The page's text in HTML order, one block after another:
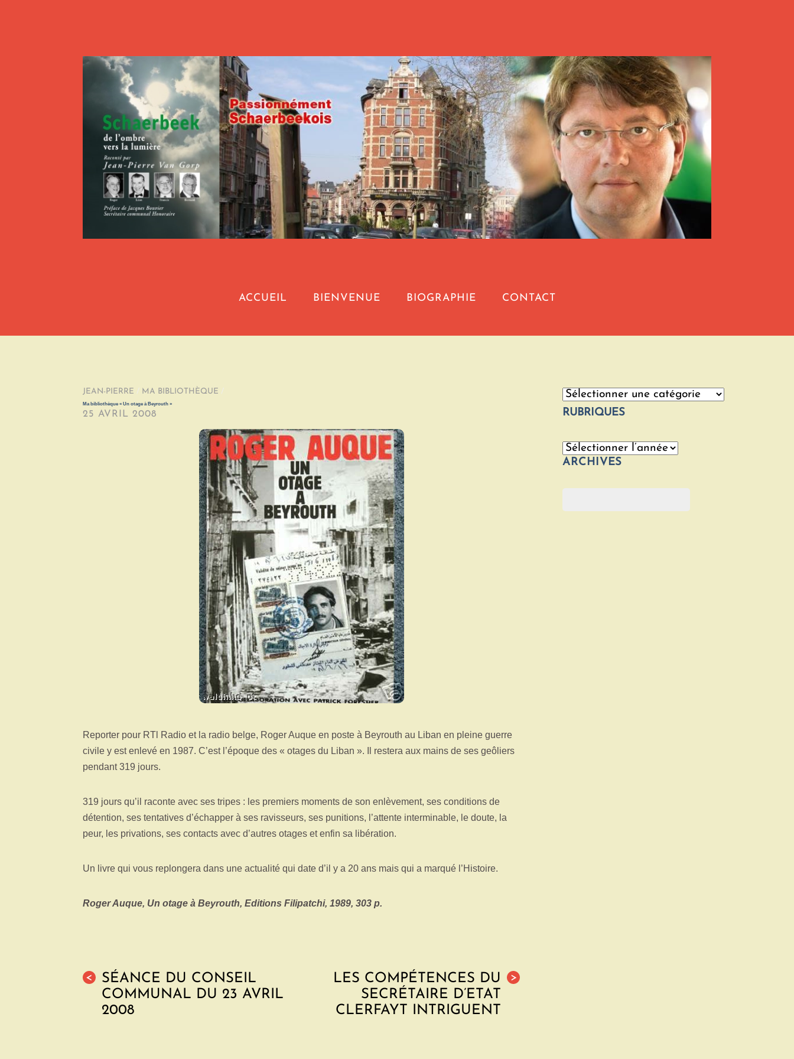
ACCUEIL BIENVENUE BIOGRAPHIE CONTACT
JEAN-PIERRE / MA BIBLIOTHÈQUE /
Ma bibliothèque « Un otage à Beyrouth »
25 AVRIL 2008
Reporter pour RTl Radio et la radio belge, Roger Auque en poste à Beyrouth au Liban en pleine guerre
civile y est enlevé en 1987. C’est l’époque des « otages du Liban ». Il restera aux mains de ses geôliers
pendant 319 jours.
319 jours qu’il raconte avec ses tripes : les premiers moments de son enlèvement, ses conditions de
détention, ses tentatives d’échapper à ses ravisseurs, ses punitions, l’attente interminable, le doute, la
peur, les privations, ses contacts avec d’autres otages et enfin sa libération.
Un livre qui vous replongera dans une actualité qui date d’il y a 20 ans mais qui a marqué l’Histoire.
Roger Auque, Un otage à Beyrouth, Editions Filipatchi, 1989, 303 p.
<
SÉANCE DU CONSEIL
COMMUNAL DU 23 AVRIL
2008
>
LES COMPÉTENCES DU
SECRÉTAIRE D’ETAT
CLERFAYT INTRIGUENT
Catégories
RUBRIQUES
Archives
ARCHIVES